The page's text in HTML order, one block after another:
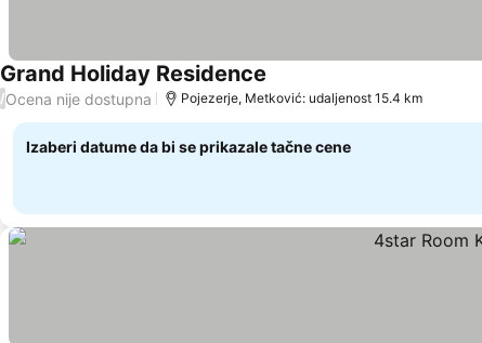
Grand Holiday Residence
/Ocena nije dostupna Pojezerje, Metković: udaljenost 15.4 km
Izaberi datume da bi se prikazale tačne cene